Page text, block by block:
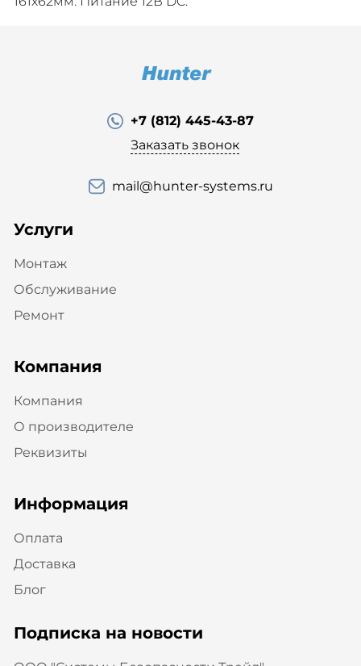
+7 (812) 445-43-87
Заказать звонок
mail@hunter-systems.ru
Услуги
Монтаж
Обслуживание
Ремонт
Компания
Компания
О производителе
Реквизиты
Информация
Оплата
Доставка
Блог
Подписка на новости